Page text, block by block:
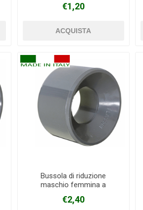
X 32 mm
€1,20
Bussola di riduzione
maschio femmina a
X 50 mm
€2,40